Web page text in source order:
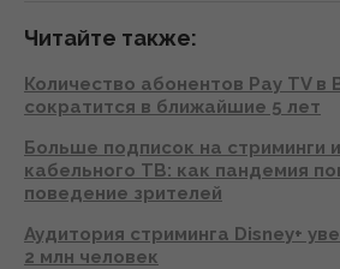
Читайте также:
Количество абонентов Pay TV в
сократится в ближайшие 5 лет
Больше подписок на стриминги
кабельного ТВ: как пандемия
поведение зрителей
Аудитория стриминга Disney+
2 млн человек